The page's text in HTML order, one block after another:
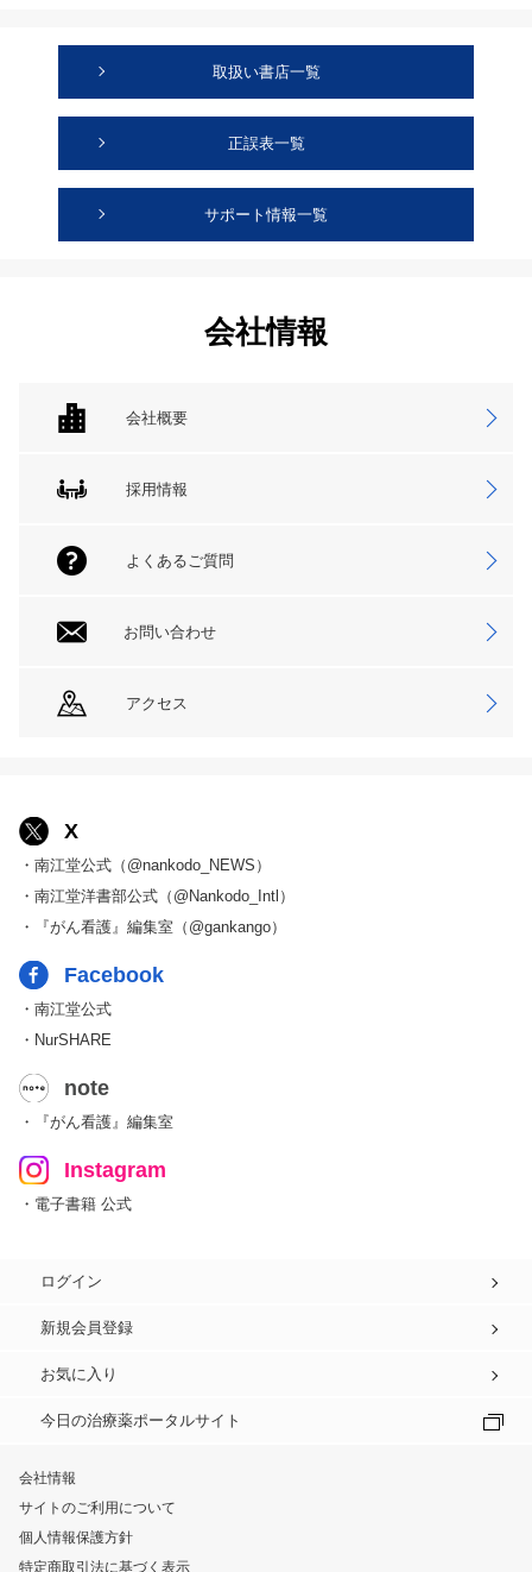
取扱い書店一覧
正誤表一覧
サポート情報一覧
会社情報
会社概要
採用情報
よくあるご質問
お問い合わせ
アクセス
X
・南江堂公式（@nankodo_NEWS）
・南江堂洋書部公式（@Nankodo_Intl）
・『がん看護』編集室（@gankango）
Facebook
・南江堂公式
・NurSHARE
note
・『がん看護』編集室
Instagram
・電子書籍 公式
ログイン
新規会員登録
お気に入り
今日の治療薬ポータルサイト
会社情報
サイトのご利用について
個人情報保護方針
特定商取引法に基づく表示